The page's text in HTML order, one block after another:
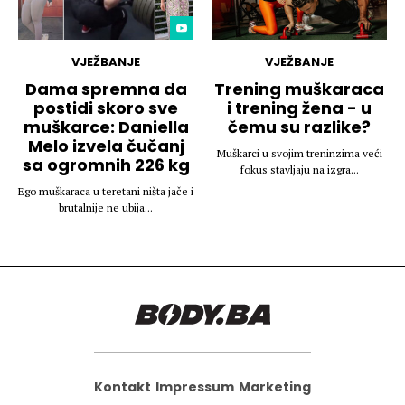
VJEŽBANJE
Dama spremna da
postidi skoro sve
muškarce: Daniella
Melo izvela čučanj
sa ogromnih 226 kg
Ego muškaraca u teretani ništa jače i
brutalnije ne ubija...
VJEŽBANJE
Trening muškaraca
i trening žena - u
čemu su razlike?
Muškarci u svojim treninzima veći
fokus stavljaju na izgra...
Kontakt Impressum Marketing